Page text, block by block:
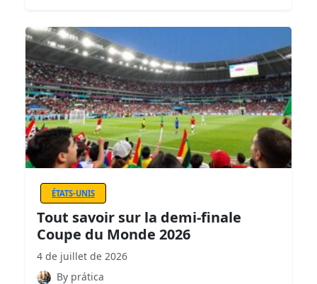
ÉTATS-UNIS
Tout savoir sur la demi-finale
Coupe du Monde 2026
4 de juillet de 2026
By prática